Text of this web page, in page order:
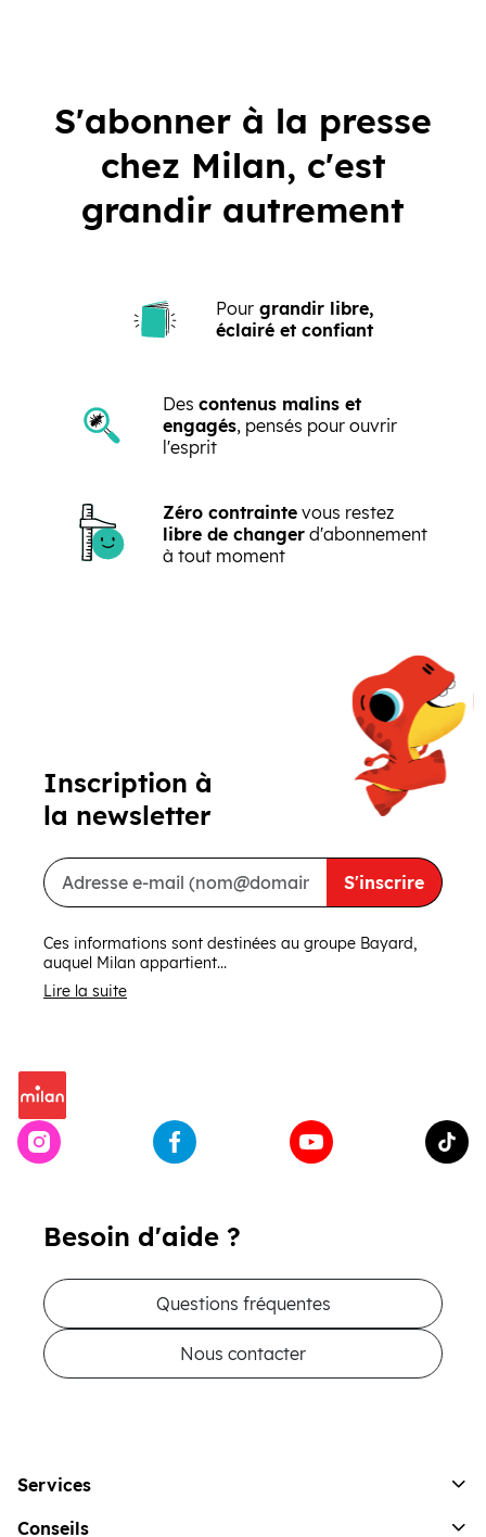
S'abonner à la presse
chez Milan, c'est
grandir autrement
Pour grandir libre,
éclairé et confiant
Des contenus malins et
engagés, pensés pour ouvrir
l'esprit
Zéro contrainte vous restez
libre de changer d'abonnement
à tout moment
Besoin d'aide ?
Questions fréquentes
Nous contacter
Inscription à
la newsletter
S'inscrire
Ces informations sont destinées au groupe Bayard,
auquel Milan appartient...
Lire la suite
Services
Conseils